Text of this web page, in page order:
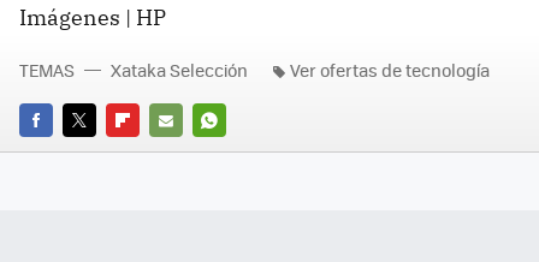
Imágenes | HP
FACEBOOK
TWITTERFLIPBOARD
E-
WHATSAPP
TEMAS Xataka Selección Ver ofertas de tecnología